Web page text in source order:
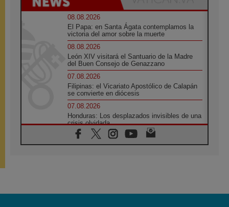
08.08.2026
El Papa: en Santa Ágata contemplamos la
victoria del amor sobre la muerte
08.08.2026
León XIV visitará el Santuario de la Madre
del Buen Consejo de Genazzano
07.08.2026
Filipinas: el Vicariato Apostólico de Calapán
se convierte en diócesis
07.08.2026
Honduras: Los desplazados invisibles de una
crisis olvidada
07.08.2026
Bokalic: "En Argentina el Papa León señalará
07.08.2026